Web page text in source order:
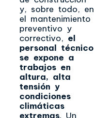
y, sobre todo, en
el mantenimiento
preventivo y
correctivo, el
personal técnico
se expone a
trabajos en
altura, alta
tensión y
condiciones
climáticas
extremas. Un